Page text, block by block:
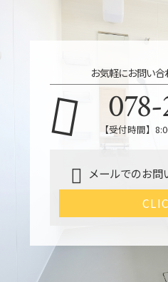
お気軽にお問い合
【受付時間】
メールでのお問